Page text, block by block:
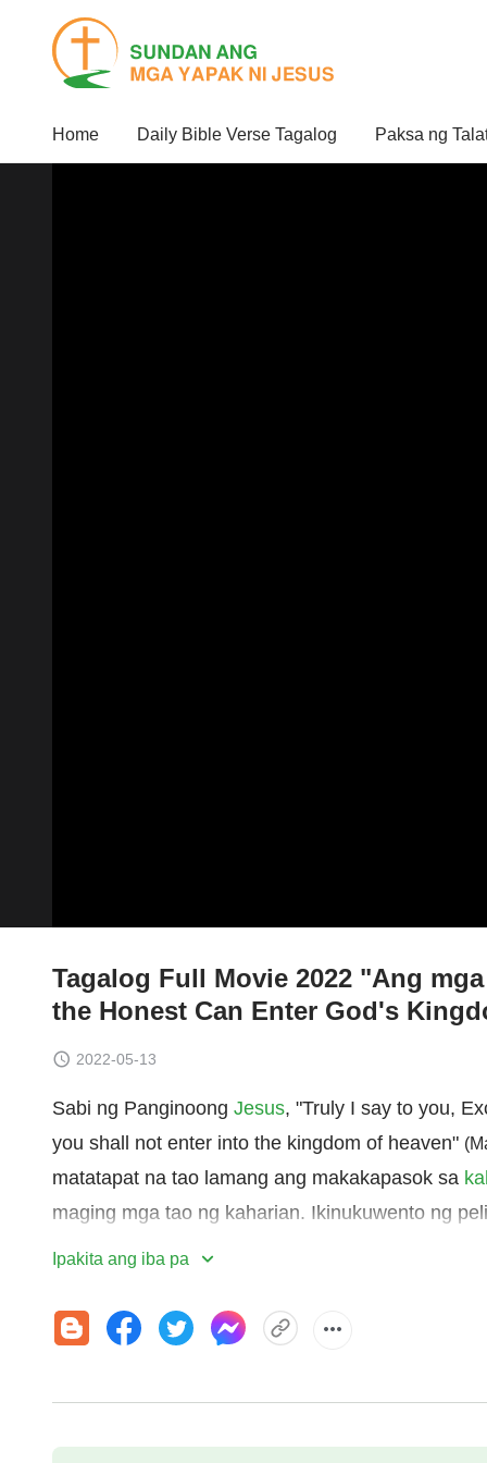
Home Daily Bible Verse Tagalog Paksa ng
Tagalog Full Movie 2022 "Ang
the Honest Can Enter God's
2022-05-13
Sabi ng Panginoong Jesus, "Truly I say to you,
you shall not enter into the kingdom of heaven"
matatapat na tao lamang ang makakapasok sa
maging mga tao ng kaharian. Ikinukuwento ng
Nuo sa gawain ng Diyos at ang patuloy na
salungat sa sarili niyang interes at maharap sa
ng mga di-pagkakaunawaan at sama ng loob
Ipakita ang iba pa